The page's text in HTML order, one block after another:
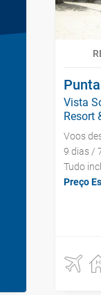
Vista
Resort
Voos
9 dias /
Tudo
Preço